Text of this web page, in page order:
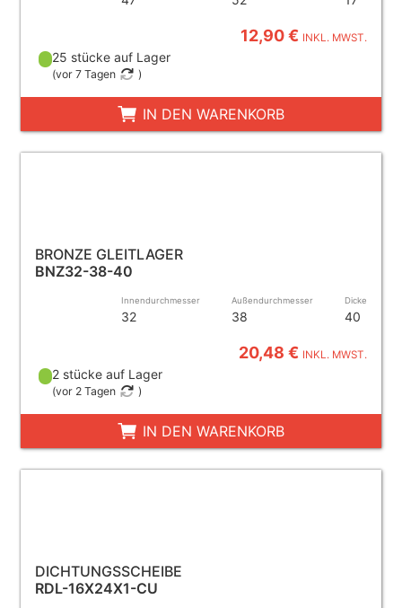
12,90 € INKL. MWST.
25 stücke auf Lager
(vor 7 Tagen )
IN DEN WARENKORB
BRONZE GLEITLAGER
BNZ32-38-40
Innendurchmesser
32
Außendurchmesser
38
Dicke
40
20,48 € INKL. MWST.
2 stücke auf Lager
(vor 2 Tagen )
IN DEN WARENKORB
DICHTUNGSSCHEIBE
RDL-16X24X1-CU